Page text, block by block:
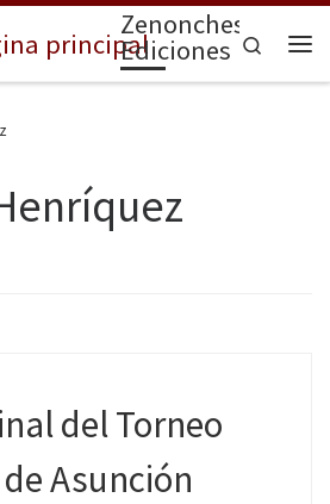
Zenonchess
Ediciones
Search
del Torneo
Asunción